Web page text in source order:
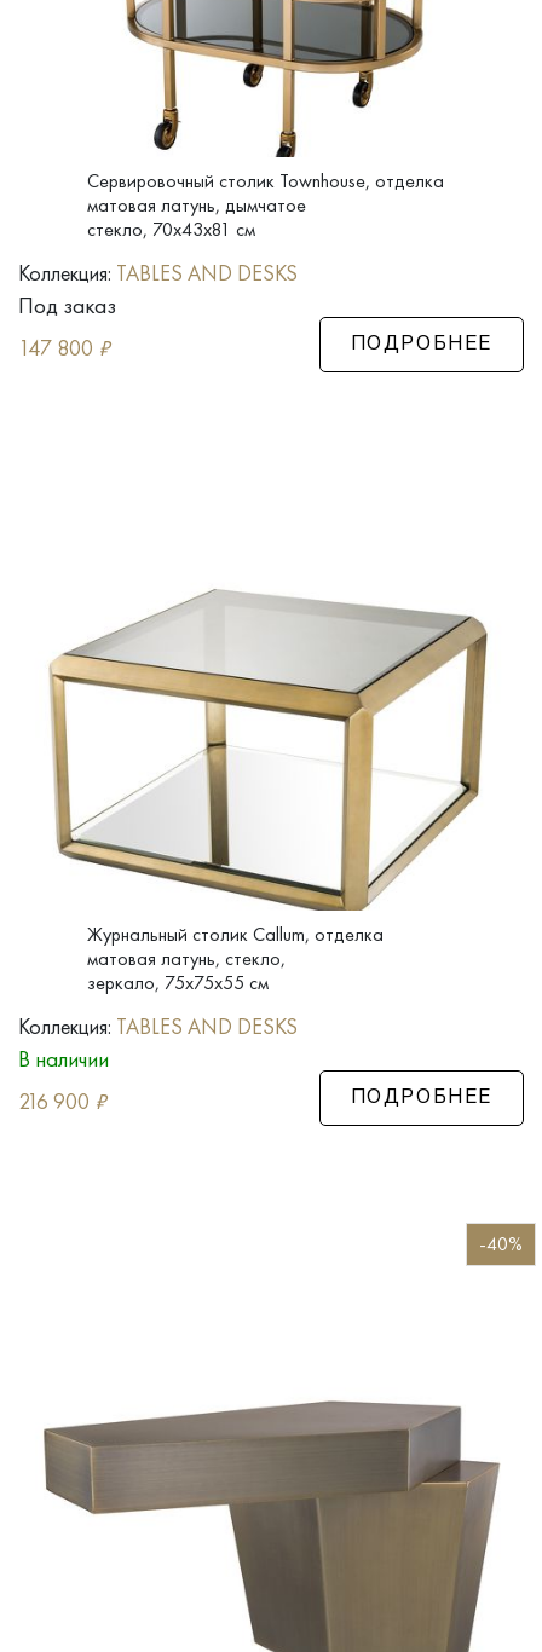
Сервировочный столик Townhouse, отделка
матовая латунь, дымчатое
стекло, 70x43x81 см
Коллекция: TABLES AND DESKS
Под заказ
147 800 ₽ ПОДРОБНЕЕ
Журнальный столик Callum, отделка
матовая латунь, стекло,
зеркало, 75x75x55 см
Коллекция: TABLES AND DESKS
В наличии
216 900 ₽ ПОДРОБНЕЕ
-40%